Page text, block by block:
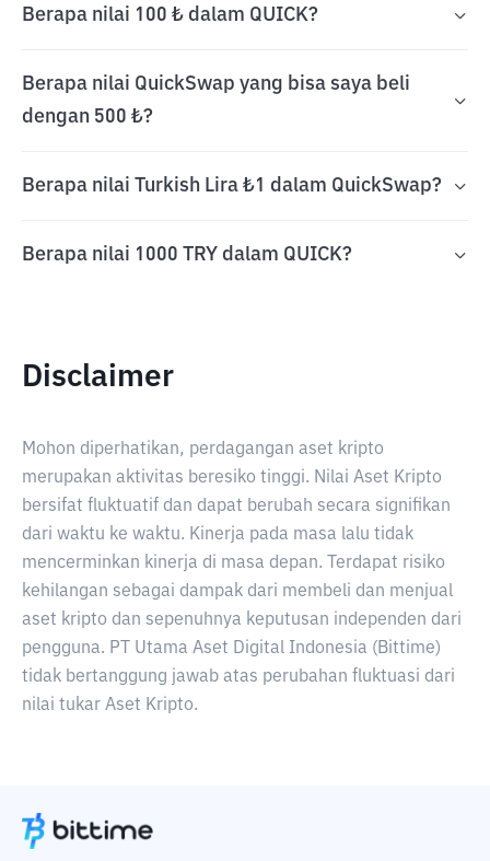
Berapa nilai 100 ₺ dalam QUICK?
Berapa nilai QuickSwap yang bisa saya beli
dengan 500 ₺?
Berapa nilai Turkish Lira ₺1 dalam QuickSwap?
Berapa nilai 1000 TRY dalam QUICK?
Disclaimer
Mohon diperhatikan, perdagangan aset kripto
merupakan aktivitas beresiko tinggi. Nilai Aset Kripto
bersifat fluktuatif dan dapat berubah secara signifikan
dari waktu ke waktu. Kinerja pada masa lalu tidak
mencerminkan kinerja di masa depan. Terdapat risiko
kehilangan sebagai dampak dari membeli dan menjual
aset kripto dan sepenuhnya keputusan independen dari
pengguna. PT Utama Aset Digital Indonesia (Bittime)
tidak bertanggung jawab atas perubahan fluktuasi dari
nilai tukar Aset Kripto.